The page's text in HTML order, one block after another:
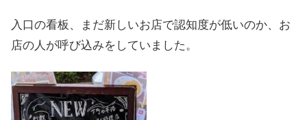
入口の看板、まだ新しいお店で認知度が低いのか、お
店の人が呼び込みをしていました。